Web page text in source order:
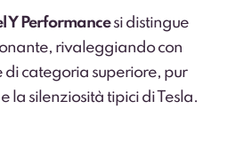
Y Performancesi distingue
rivaleggiando con
di categoria superiore, pur
la silenziosità tipici di Tesla.